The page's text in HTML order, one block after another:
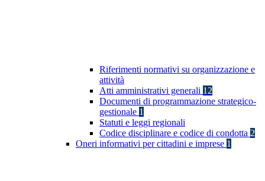
Riferimenti normativi su organizzazione e
attività
Atti amministrativi generali 12
Documenti di programmazione strategico-
gestionale 1
Statuti e leggi regionali
Codice disciplinare e codice di condotta 2
Oneri informativi per cittadini e imprese 1